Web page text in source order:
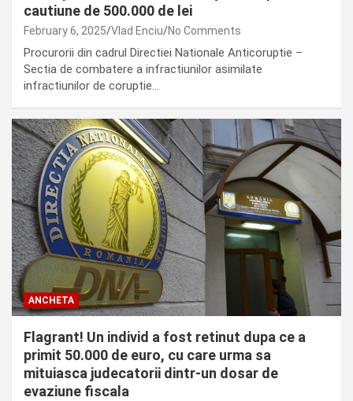
cautiune de 500.000 de lei
February 6, 2025 Vlad Enciu No Comments
Procurorii din cadrul Directiei Nationale Anticoruptie –
Sectia de combatere a infractiunilor asimilate
infractiunilor de coruptie…
ANCHETA
Flagrant! Un individ a fost retinut dupa ce a
primit 50.000 de euro, cu care urma sa
mituiasca judecatorii dintr-un dosar de
evaziune fiscala